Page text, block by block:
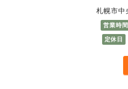
札幌市中
営業時間
定休日